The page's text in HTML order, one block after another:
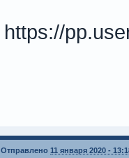
https://
Отправлено 11 января 2020 -